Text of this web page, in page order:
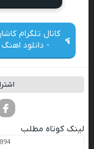
کانال تلگرام
- دانلود
لینک کوتاه مطلب